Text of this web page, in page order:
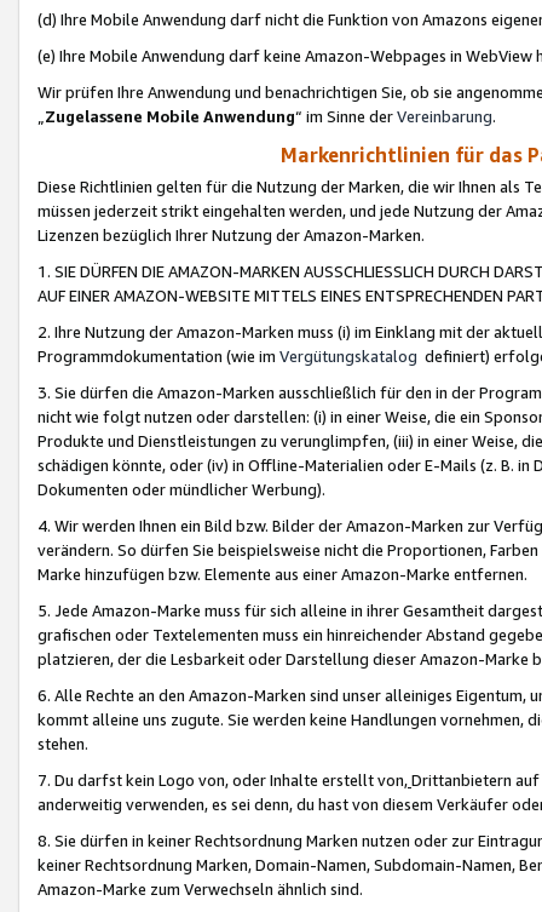
(d) Ihre Mobile Anwendung darf nicht die Funktion von Amazons
(e) Ihre Mobile Anwendung darf keine Amazon-Webpages in WebView
Wir prüfen Ihre Anwendung und benachrichtigen Sie, ob sie
„Zugelassene Mobile Anwendung“ im Sinne derVereinbarung.
Markenrichtlinien für das
Diese Richtlinien gelten für die Nutzung der Marken, die wir Ihnen als
müssen jederzeit strikt eingehalten werden, und jede Nutzung der
Lizenzen bezüglich Ihrer Nutzung der Amazon-Marken.
1. SIE DÜRFEN DIE AMAZON-MARKEN AUSSCHLIESSLICH DURCH
AUF EINER AMAZON-WEBSITE MITTELS EINES ENTSPRECHENDEN
2. Ihre Nutzung der Amazon-Marken muss (i) im Einklang mit der
Programmdokumentation (wie im Vergütungskatalog definiert)
3. Sie dürfen die Amazon-Marken ausschließlich für den in der
nicht wie folgt nutzen oder darstellen: (i) in einer Weise, die ein
Produkte und Dienstleistungen zu verunglimpfen, (iii) in einer Weise,
schädigen könnte, oder (iv) in Offline-Materialien oder E-Mails (z. B. in
Dokumenten oder mündlicher Werbung).
4. Wir werden Ihnen ein Bild bzw. Bilder der Amazon-Marken zur
verändern. So dürfen Sie beispielsweise nicht die Proportionen,
Marke hinzufügen bzw. Elemente aus einer Amazon-Marke entfernen.
5. Jede Amazon-Marke muss für sich alleine in ihrer Gesamtheit
grafischen oder Textelementen muss ein hinreichender Abstand
platzieren, der die Lesbarkeit oder Darstellung dieser Amazon-Marke
6. Alle Rechte an den Amazon-Marken sind unser alleiniges
kommt alleine uns zugute. Sie werden keine Handlungen vornehmen,
stehen.
7. Du darfst kein Logo von, oder Inhalte erstellt von,Drittanbietern auf
anderweitig verwenden, es sei denn, du hast von diesem Verkäufer
8. Sie dürfen in keiner Rechtsordnung Marken nutzen oder zur
keiner Rechtsordnung Marken, Domain-Namen, Subdomain-Namen,
Amazon-Marke zum Verwechseln ähnlich sind.